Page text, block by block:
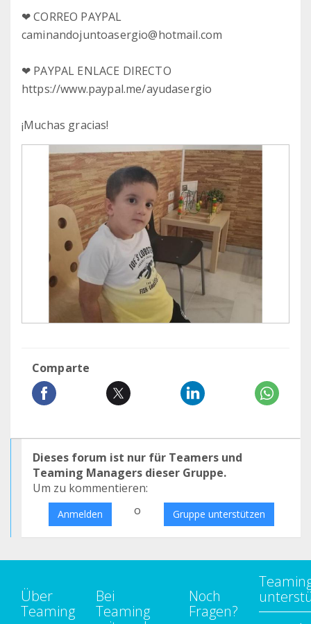
❤ CORREO PAYPAL
caminandojuntoasergio@hotmail.com
❤ PAYPAL ENLACE DIRECTO
https://www.paypal.me/ayudasergio
¡Muchas gracias!
Comparte
Dieses forum ist nur für Teamers und
Teaming Managers dieser Gruppe.
Um zu kommentieren:
Anmelden o Gruppe unterstützen
Über
Teaming
Bei
Teaming
Noch
Fragen?